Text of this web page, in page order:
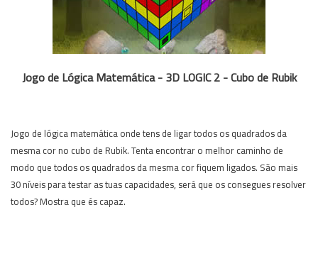
Jogo de Lógica Matemática - 3D LOGIC 2 - Cubo de Rubik
Jogo de lógica matemática onde tens de ligar todos os quadrados da
mesma cor no cubo de Rubik. Tenta encontrar o melhor caminho de
modo que todos os quadrados da mesma cor fiquem ligados. São mais
30 níveis para testar as tuas capacidades, será que os consegues resolver
todos? Mostra que és capaz.